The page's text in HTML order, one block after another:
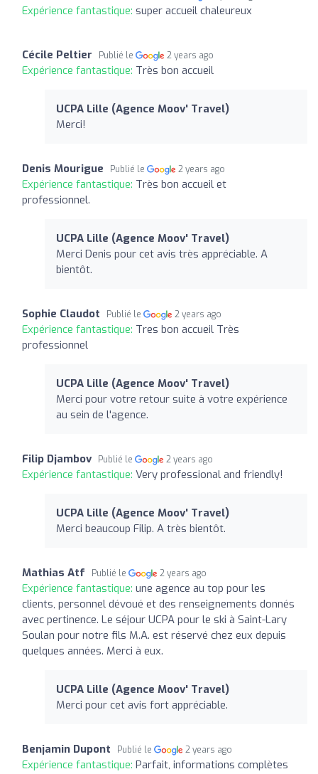
Expérience fantastique: super accueil chaleureux
Cécile Peltier Publié le 2 years ago
Expérience fantastique: Très bon accueil
UCPA Lille (Agence Moov' Travel)
Merci!
Denis Mourigue Publié le 2 years ago
Expérience fantastique: Très bon accueil et
professionnel.
UCPA Lille (Agence Moov' Travel)
Merci Denis pour cet avis très appréciable. A
bientôt.
Sophie Claudot Publié le 2 years ago
Expérience fantastique: Tres bon accueil Très
professionnel
UCPA Lille (Agence Moov' Travel)
Merci pour votre retour suite à votre expérience
au sein de l'agence.
Filip Djambov Publié le 2 years ago
Expérience fantastique: Very professional and friendly!
UCPA Lille (Agence Moov' Travel)
Merci beaucoup Filip. A très bientôt.
Mathias Atf Publié le 2 years ago
Expérience fantastique: une agence au top pour les
clients, personnel dévoué et des renseignements donnés
avec pertinence. Le séjour UCPA pour le ski à Saint-Lary
Soulan pour notre fils M.A. est réservé chez eux depuis
quelques années. Merci à eux.
UCPA Lille (Agence Moov' Travel)
Merci pour cet avis fort appréciable.
Benjamin Dupont Publié le 2 years ago
Expérience fantastique: Parfait, informations complètes